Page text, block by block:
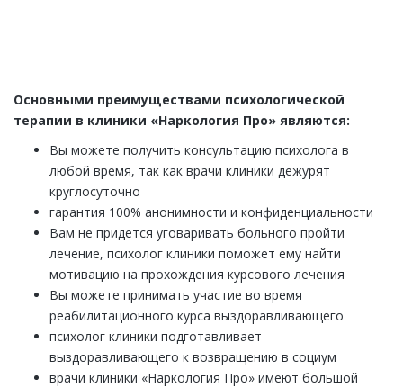
Основными преимуществами психологической
терапии в клиники «Наркология Про» являются:
Вы можете получить консультацию психолога в
любой время, так как врачи клиники дежурят
круглосуточно
гарантия 100% анонимности и конфиденциальности
Вам не придется уговаривать больного пройти
лечение, психолог клиники поможет ему найти
мотивацию на прохождения курсового лечения
Вы можете принимать участие во время
реабилитационного курса выздоравливающего
психолог клиники подготавливает
выздоравливающего к возвращению в социум
врачи клиники «Наркология Про» имеют большой